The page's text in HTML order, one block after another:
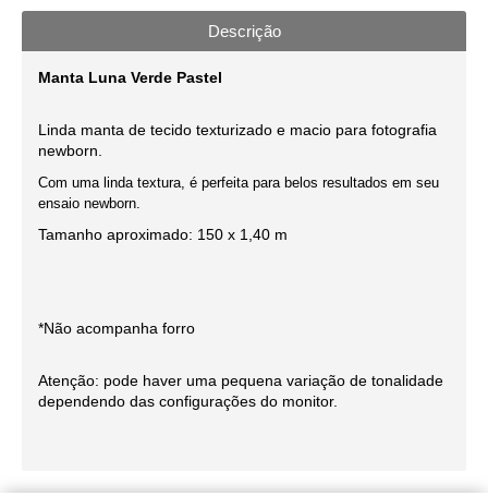
Descrição
Manta Luna Verde Pastel
Linda manta de tecido texturizado e macio para fotografia
newborn
Com uma linda textura, é perfeita para belos resultados em seu
ensaio newborn.
Tamanho aproximado: 150 x 1,40 m
*Não acompanha forro
Atenção: pode haver uma pequena variação de tonalidade
dependendo das configurações do monitor.